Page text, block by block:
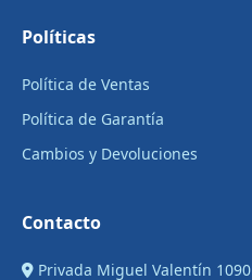
Políticas
Política de Ventas
Política de Garantía
Cambios y Devoluciones
Contacto
Privada Miguel Valentín 1090